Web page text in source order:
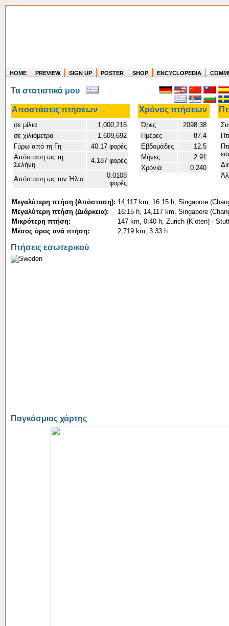
Where in the world have you flown?
How long have you been in the air?
Create your own FlightMemory and see!
HOME PREVIEW SIGN UP POSTER SHOP ENCYCLOPEDIA
Τα στατιστικά μου
Αποστάσεις πτήσεων Χρόνος πτήσεων
σε μίλια
1,000,216
σε χιλιόμετρα
1,609,692
Γύρω από τη Γη
40.17 φορές
Απόσταση ως τη
Σελήνη
4.187 φορές
Απόσταση ως τον Ήλιο
0.0108
φορές
Ώρες
2098:38
Ημέρες
87.4
Εβδομάδες
12.5
Μήνες
2.91
Χρόνια
0.240
Μεγαλύτερη πτήση (Απόσταση): 14,117 km, 16:15 h, Singapore
Μεγαλύτερη πτήση (Διάρκεια):
16:15 h, 14,117 km, Singapore
Μικρότερη πτήση:
147 km, 0:40 h, Zurich (Kloten) -
Μέσος όρος ανά πτήση:
2,719 km, 3:33 h
Πτήσεις εσωτερικού
Παγκόσμιος χάρτης